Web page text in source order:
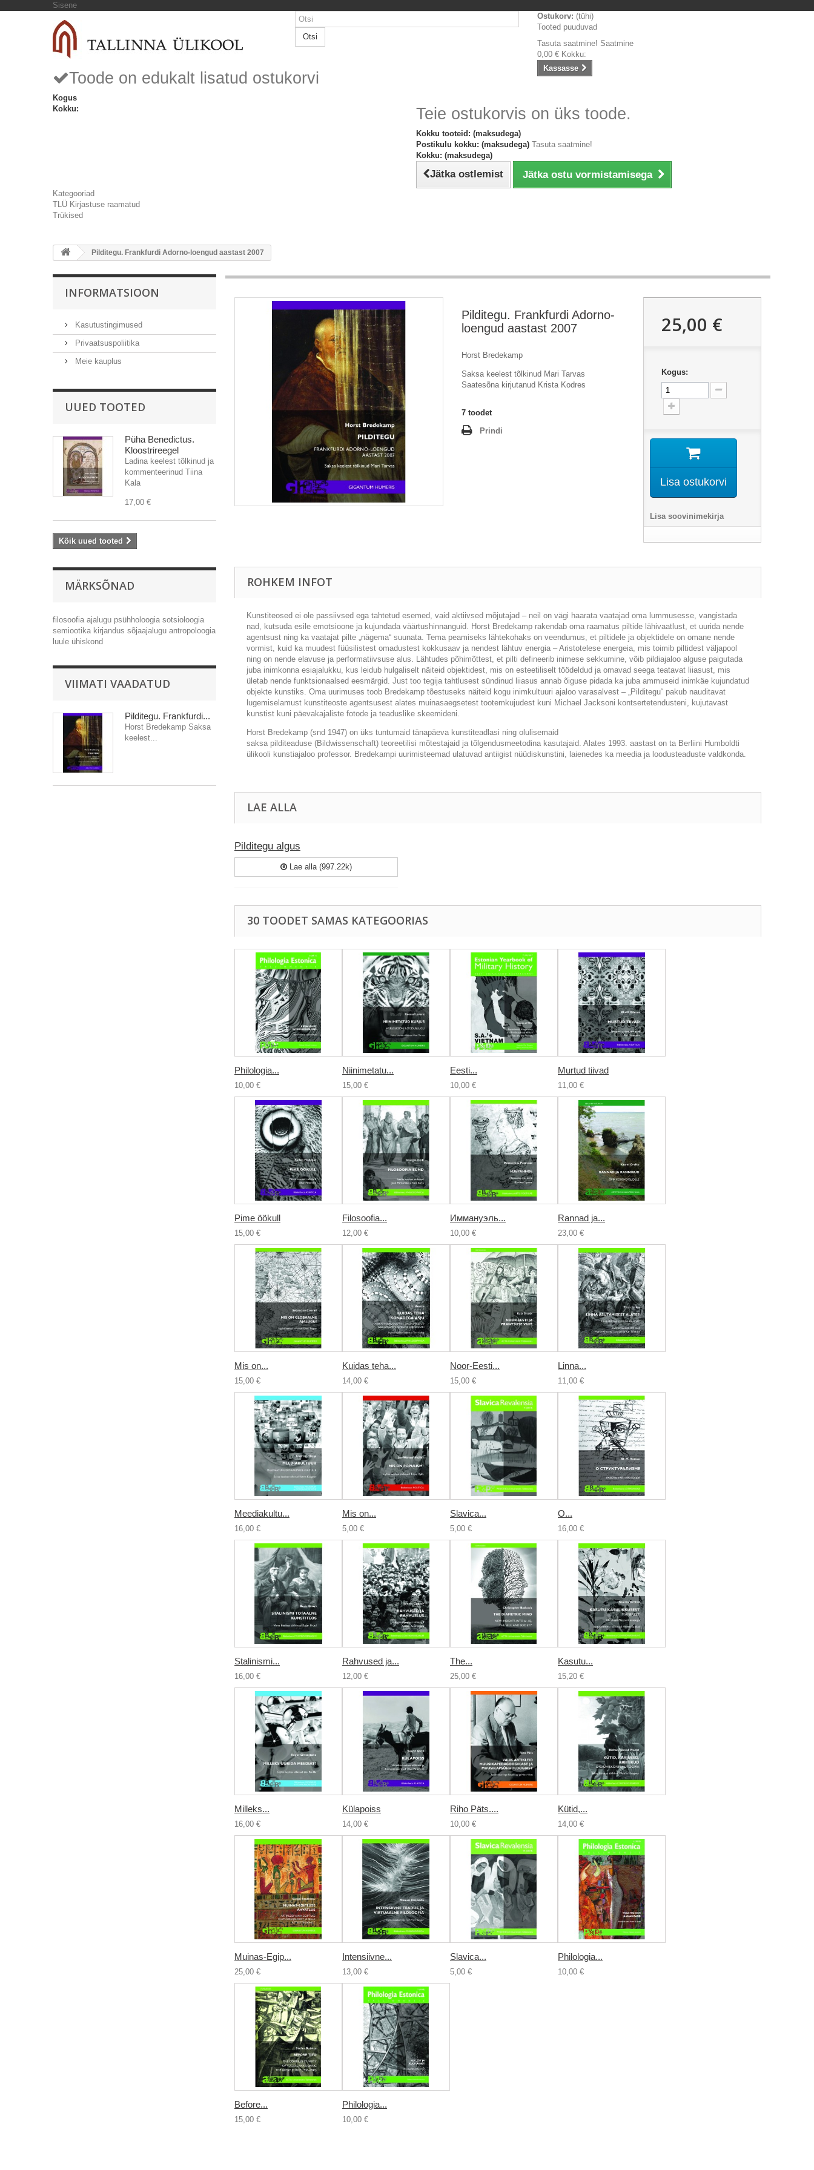
Sisene
Otsi
Ostukorv: (tühi)
Tooted puuduvad
Tasuta saatmine! Saatmine
0,00 € Kokku:
Kassasse
Toode on edukalt lisatud ostukorvi
Kogus
Kokku:
Teie ostukorvis on üks toode.
Kokku tooteid: (maksudega)
Postikulu kokku: (maksudega) Tasuta saatmine!
Kokku: (maksudega)
Jätka ostlemist Jätka ostu vormistamisega
Kategooriad
TLÜ Kirjastuse raamatud
Trükised
Pilditegu. Frankfurdi Adorno-loengud aastast 2007
INFORMATSIOON
Kasutustingimused
Privaatsuspoliitika
Meie kauplus
UUED TOOTED
Püha Benedictus.
Kloostrireegel
Ladina keelest tõlkinud ja
kommenteerinud Tiina
Kala
17,00 €
Kõik uued tooted
MÄRKSÕNAD
filosoofia ajalugu psühholoogia sotsioloogia
semiootika kirjandus sõjaajalugu antropoloogia
luule ühiskond
VIIMATI VAADATUD
Pilditegu. Frankfurdi...
Horst Bredekamp Saksa
keelest...
Pilditegu. Frankfurdi Adorno-
loengud aastast 2007
Horst Bredekamp
Saksa keelest tõlkinud Mari Tarvas
Saatesõna kirjutanud Krista Kodres
7 toodet
Prindi
25,00 €
Kogus:
Lisa ostukorvi
Lisa soovinimekirja
ROHKEM INFOT
Kunstiteosed ei ole passiivsed ega tahtetud esemed, vaid aktiivsed mõjutajad – neil on vägi haarata vaatajad oma lummusesse, vangistada
nad, kutsuda esile emotsioone ja kujundada väärtushinnanguid. Horst Bredekamp rakendab oma raamatus piltide lähivaatlust, et uurida nende
agentsust ning ka vaatajat pilte „nägema“ suunata. Tema peamiseks lähtekohaks on veendumus, et piltidele ja objektidele on omane nende
vormist, kuid ka muudest füüsilistest omadustest kokkusaav ja nendest lähtuv energia – Aristotelese energeia, mis toimib piltidest väljapool
ning on nende elavuse ja performatiivsuse alus. Lähtudes põhimõttest, et pilti defineerib inimese sekkumine, võib pildiajaloo alguse paigutada
juba inimkonna esiajalukku, kus leidub hulgaliselt näiteid objektidest, mis on esteetiliselt töödeldud ja omavad seega teatavat liiasust, mis
ületab nende funktsionaalsed eesmärgid. Just too tegija tahtlusest sündinud liiasus annab õiguse pidada ka juba ammuseid inimkäe kujundatud
objekte kunstiks. Oma uurimuses toob Bredekamp tõestuseks näiteid kogu inimkultuuri ajaloo varasalvest – „Pilditegu“ pakub nauditavat
lugemiselamust kunstiteoste agentsusest alates muinasaegsetest tootemkujudest kuni Michael Jacksoni kontsertetendusteni, kujutavast
kunstist kuni päevakajaliste fotode ja teaduslike skeemideni.
Horst Bredekamp (snd 1947) on üks tuntumaid tänapäeva kunstiteadlasi ning olulisemaid
saksa pilditeaduse (Bildwissenschaft) teoreetilisi mõtestajaid ja tõlgendusmeetodina kasutajaid. Alates 1993. aastast on ta Berliini Humboldti
ülikooli kunstiajaloo professor. Bredekampi uurimisteemad ulatuvad antiigist nüüdiskunstini, laienedes ka meedia ja loodusteaduste valdkonda.
LAE ALLA
Pilditegu algus
Lae alla (997.22k)
30 TOODET SAMAS KATEGOORIAS
Philologia...
10,00 €
Niinimetatu...
15,00 €
Eesti...
10,00 €
Murtud tiivad
11,00 €
Pime öökull
15,00 €
Filosoofia...
12,00 €
Иммануэль...
10,00 €
Rannad ja...
23,00 €
Mis on...
15,00 €
Kuidas teha...
14,00 €
Noor-Eesti...
15,00 €
Linna...
11,00 €
Meediakultu...
16,00 €
Mis on...
5,00 €
Slavica...
5,00 €
О...
16,00 €
Stalinismi...
16,00 €
Rahvused ja...
12,00 €
The...
25,00 €
Kasutu...
15,20 €
Milleks...
16,00 €
Külapoiss
14,00 €
Riho Päts....
10,00 €
Kütid,...
14,00 €
Muinas-Egip...
25,00 €
Intensiivne...
13,00 €
Slavica...
5,00 €
Philologia...
10,00 €
Before...
15,00 €
Philologia...
10,00 €